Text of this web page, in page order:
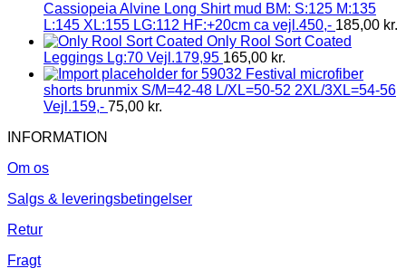
Cassiopeia Alvine Long Shirt mud BM: S:125 M:135
L:145 XL:155 LG:112 HF:+20cm ca vejl.450,- 185,00 kr.
Only Rool Sort Coated
Leggings Lg:70 Vejl.179,95 165,00 kr.
Festival microfiber
shorts brunmix S/M=42-48 L/XL=50-52 2XL/3XL=54-56
Vejl.159,- 75,00 kr.
INFORMATION
Om os
Salgs & leveringsbetingelser
Retur
Fragt